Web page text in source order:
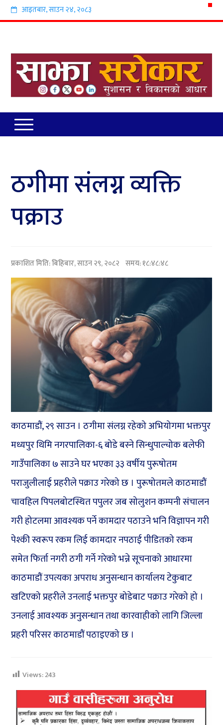
आइतबार,साउन२४,२०८३
ठगीमा संलग्न व्यक्ति
पक्राउ
प्रकाशित मिति:बिहिबार, साउन २९, २०८२ समय: १८:४८:४८
काठमाडौं, २९ साउन । ठगीमा संलग्न रहेको अभियोगमा भक्तपुर
मध्यपुर थिमि नगरपालिका-६ बोडे बस्ने सिन्धुपाल्चोक बलेफी
गाउँपालिका ७ साउने घर भएका ३३ वर्षीय पुरूषोतम
पराजुलीलाई प्रहरीले पक्राउ गरेको छ । पुरूषोतमले काठमाडौं
चावहिल पिपलबोटस्थित पपुलर जब सोलुशन कम्पनी संचालन
गरी होटलमा आवश्यक पर्ने कामदार पठाउने भनि विज्ञापन गरी
पेश्की स्वरूप रकम लिई कामदार नपठाई पीडितको रकम
समेत फिर्ता नगरी ठगी गर्ने गरेको भन्ने सूचनाको आधारमा
काठमाडौं उपत्यका अपराध अनुसन्धान कार्यालय टेकुबाट
खटिएको प्रहरीले उनलाई भक्तपुर बोडेबाट पक्राउ गरेको हो ।
उनलाई आवश्यक अनुसन्धान तथा कारवाहीको लागि जिल्ला
प्रहरी परिसर काठमाडौं पठाइएको छ ।
Views:243